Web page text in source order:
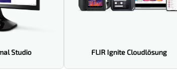
Studio FLIR Ignite Cloudlösung